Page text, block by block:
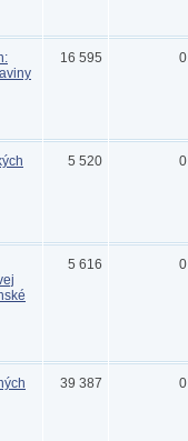
16 595 0
5 520 0
5 616 0
39 387 0